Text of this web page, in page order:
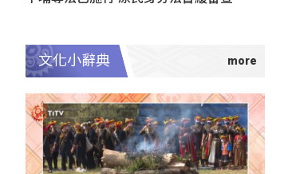
文化小辭典